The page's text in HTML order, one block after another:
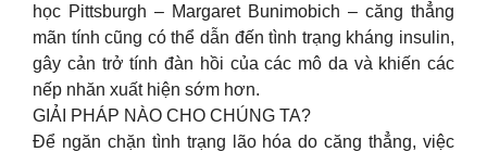
học Pittsburgh – Margaret Bunimobich – căng thẳng
mãn tính cũng có thể dẫn đến tình trạng kháng insulin,
gây cản trở tính đàn hồi của các mô da và khiến các
nếp nhăn xuất hiện sớm hơn.
GIẢI PHÁP NÀO CHO CHÚNG TA?
Để ngăn chặn tình trạng lão hóa do căng thẳng, việc